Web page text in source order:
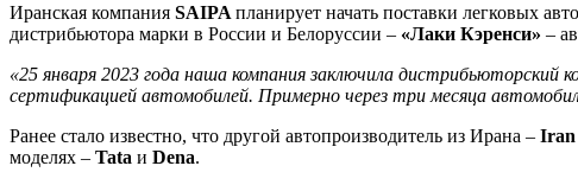
Иранская компания SAIPA планирует начать поставки легковых
дистрибьютора марки в России и Белоруссии – «Лаки Кэренси» –
«25 января 2023 года наша компания заключила
сертификацией автомобилей. Примерно через три месяца
Ранее стало известно, что другой автопроизводитель из Ирана – Iran
моделях – Tata и Dena.